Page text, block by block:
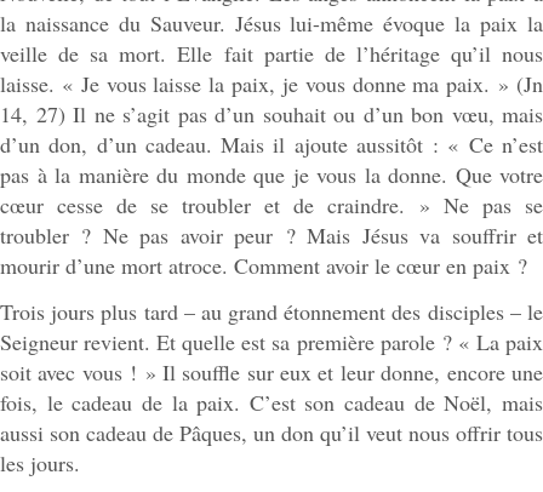
la naissance du Sauveur. Jésus lui-même évoque la paix la
veille de sa mort. Elle fait partie de l’héritage qu’il nous
laisse. « Je vous laisse la paix, je vous donne ma paix. » (Jn
14, 27) Il ne s’agit pas d’un souhait ou d’un bon vœu, mais
d’un don, d’un cadeau. Mais il ajoute aussitôt : « Ce n’est
pas à la manière du monde que je vous la donne. Que votre
cœur cesse de se troubler et de craindre. » Ne pas se
troubler ? Ne pas avoir peur ? Mais Jésus va souffrir et
mourir d’une mort atroce. Comment avoir le cœur en paix ?
Trois jours plus tard – au grand étonnement des disciples – le
Seigneur revient. Et quelle est sa première parole ? « La paix
soit avec vous ! » Il souffle sur eux et leur donne, encore une
fois, le cadeau de la paix. C’est son cadeau de Noël, mais
aussi son cadeau de Pâques, un don qu’il veut nous offrir tous
les jours.